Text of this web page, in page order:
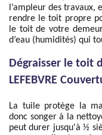
l’ampleur des
rendre le toit propre
le toit de votre
d’eau (humidités) qui
Dégraisser le toit
LEFEBVRE
La tuile protège la
donc songer à la
peut durer jusqu'à ½